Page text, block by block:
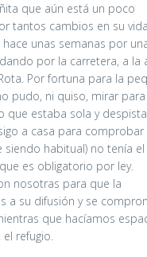
que aún está un poco
tantos cambios en su
unas semanas por
por la carretera, a la
Por fortuna para la
pudo, ni quiso, mirar
que estaba sola y
a casa para comprobar
siendo habitual) no tenía el
es obligatorio por ley.
nosotras para que la
a su difusión y se
que hacíamos
refugio.